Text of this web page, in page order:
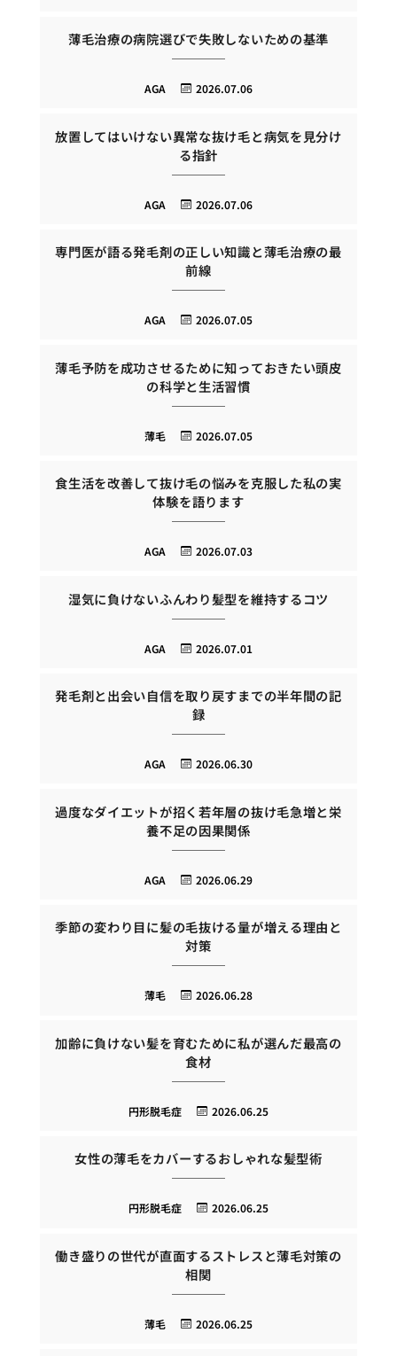
薄毛治療の病院選びで失敗しないための基準
2026.07.06
AGA
放置してはいけない異常な抜け毛と病気を見分け
る指針
2026.07.06
AGA
専門医が語る発毛剤の正しい知識と薄毛治療の最
前線
2026.07.05
AGA
薄毛予防を成功させるために知っておきたい頭皮
の科学と生活習慣
2026.07.05
薄毛
食生活を改善して抜け毛の悩みを克服した私の実
体験を語ります
2026.07.03
AGA
湿気に負けないふんわり髪型を維持するコツ
2026.07.01
AGA
発毛剤と出会い自信を取り戻すまでの半年間の記
録
2026.06.30
AGA
過度なダイエットが招く若年層の抜け毛急増と栄
養不足の因果関係
2026.06.29
AGA
季節の変わり目に髪の毛抜ける量が増える理由と
対策
2026.06.28
薄毛
加齢に負けない髪を育むために私が選んだ最高の
食材
2026.06.25
円形脱毛症
女性の薄毛をカバーするおしゃれな髪型術
2026.06.25
円形脱毛症
働き盛りの世代が直面するストレスと薄毛対策の
相関
2026.06.25
薄毛